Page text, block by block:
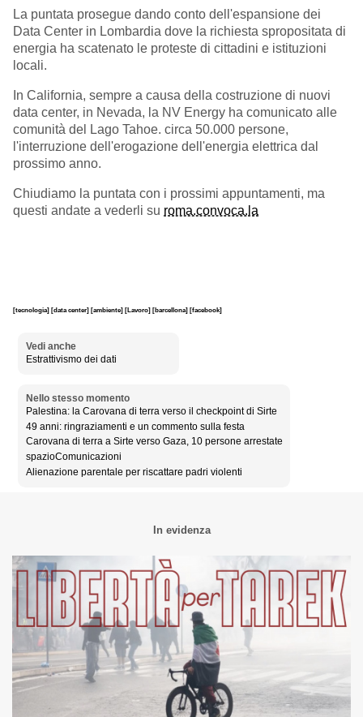
La puntata prosegue dando conto dell'espansione dei
Data Center in Lombardia dove la richiesta spropositata di
energia ha scatenato le proteste di cittadini e istituzioni
locali.
In California, sempre a causa della costruzione di nuovi
data center, in Nevada, la NV Energy ha comunicato alle
comunità del Lago Tahoe. circa 50.000 persone,
l'interruzione dell'erogazione dell'energia elettrica dal
prossimo anno.
Chiudiamo la puntata con i prossimi appuntamenti, ma
questi andate a vederli su roma.convoca.la
[tecnologia] [data center] [ambiente] [Lavoro] [barcellona] [facebook]
Vedi anche
Estrattivismo dei dati
Nello stesso momento
Palestina: la Carovana di terra verso il checkpoint di Sirte
49 anni: ringraziamenti e un commento sulla festa
Carovana di terra a Sirte verso Gaza, 10 persone arrestate
spazioComunicazioni
Alienazione parentale per riscattare padri violenti
In evidenza